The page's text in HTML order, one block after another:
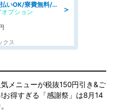
＞
検品・検査/高収入/日払いOK/寮費無料/日勤/20・30・40代活躍中
プション
クス
気メニューが税抜150円引き&ご
お得すぎる「感謝祭」は8月14